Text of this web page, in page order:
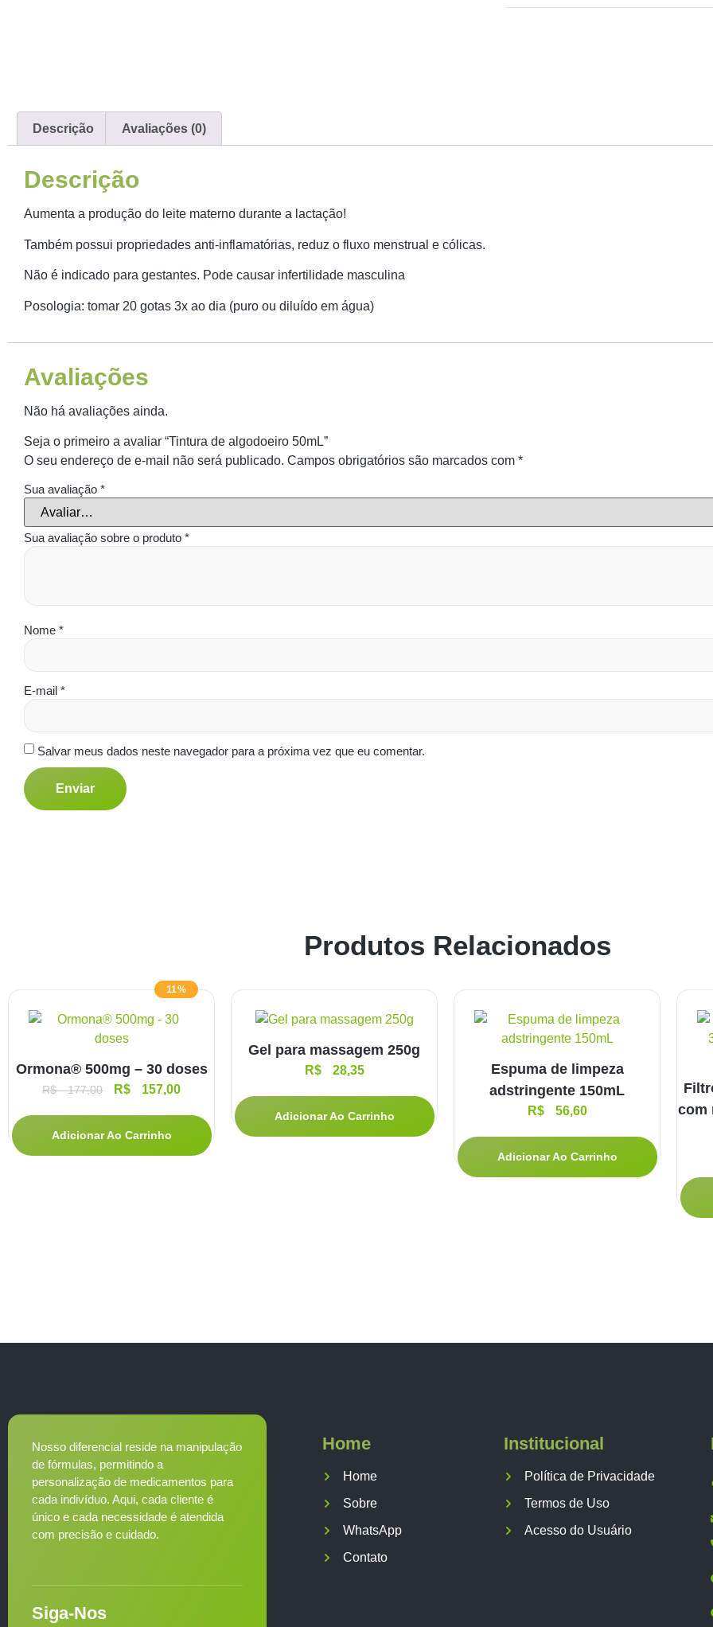
Descrição Avaliações (0)
Descrição
Aumenta a produção do leite materno durante a lactação!
Também possui propriedades anti-inflamatórias, reduz o fluxo menstrual e cólicas.
Não é indicado para gestantes. Pode causar infertilidade masculina
Posologia: tomar 20 gotas 3x ao dia (puro ou diluído em água)
Avaliações
Não há avaliações ainda.
Seja o primeiro a avaliar “Tintura de algodoeiro 50mL”
O seu endereço de e-mail não será publicado. Campos obrigatórios são marcados com *
Sua avaliação *
Sua avaliação sobre o produto *
Nome *
E-mail *
Salvar meus dados neste navegador para a próxima vez que eu comentar.
Produtos Relacionados
11%
Ormona® 500mg – 30 doses
R$177,00 R$ 157,00
Adicionar Ao Carrinho
Gel para massagem 250g
R$28,35
Adicionar Ao Carrinho
Espuma de limpeza
adstringente 150mL
R$56,60
Adicionar Ao Carrinho
com
Nosso diferencial reside na manipulação
de fórmulas, permitindo a
personalização de medicamentos para
cada indivíduo. Aqui, cada cliente é
único e cada necessidade é atendida
com precisão e cuidado.
Siga-Nos
Home
Home
Sobre
WhatsApp
Contato
Institucional
Política de Privacidade
Termos de Uso
Acesso do Usuário